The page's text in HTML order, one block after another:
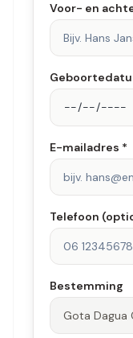
terug wil naar
Voor- en
E-mailadres *
Telefoon
Bestemming